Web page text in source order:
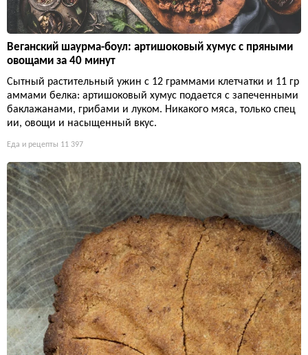
Веганский шаурма-боул: артишоковый хумус с пряными
овощами за 40 минут
Сытный растительный ужин с 12 граммами клетчатки и 11 гр
аммами белка: артишоковый хумус подается с запеченными
баклажанами, грибами и луком. Никакого мяса, только спец
ии, овощи и насыщенный вкус.
Еда и рецепты 11 397